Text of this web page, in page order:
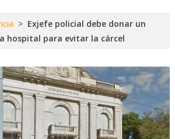
> Exjefe policial debe donar un
hospital para evitar la cárcel